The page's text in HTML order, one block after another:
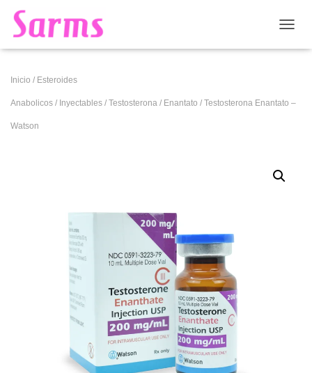
Inicio / Esteroides
Anabolicos / Inyectables / Testosterona / Enantato / Testosterona Enantato –
Watson